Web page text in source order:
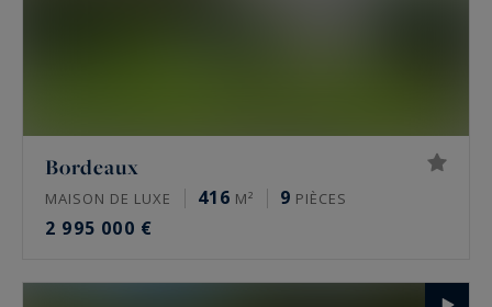
Bordeaux
MAISON DE LUXE 416 M² 9 PIÈCES
2 995 000 €